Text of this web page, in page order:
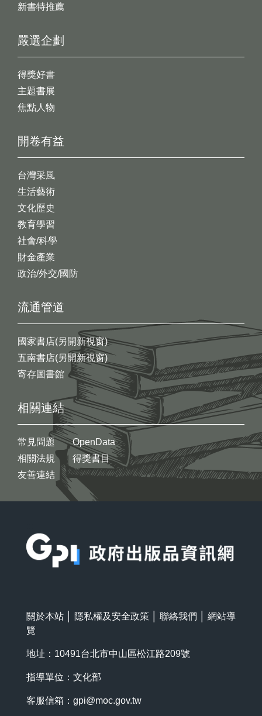
新書特推薦
開卷有益
台灣采風
生活藝術
文化歷史
教育學習
社會/科學
財金產業
政治/外交/國防
嚴選企劃
得獎好書
主題書展
焦點人物
流通管道
國家書店(另開新視窗)
五南書店(另開新視窗)
寄存圖書館
相關連結
常見問題
相關法規
友善連結
OpenData
得獎書目
關於本站 隱私權及安全政策 聯絡我們
網站導
覽
地址：10491台北市中山區松江路209號
指導單位：文化部
客服信箱： gpi@moc.gov.tw